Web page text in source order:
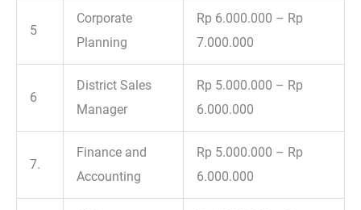
5
Corporate
Planning
Rp 6.000.000 – Rp
7.000.000
6
District Sales
Manager
Rp 5.000.000 – Rp
6.000.000
7.
Finance and
Accounting
Rp 5.000.000 – Rp
6.000.000